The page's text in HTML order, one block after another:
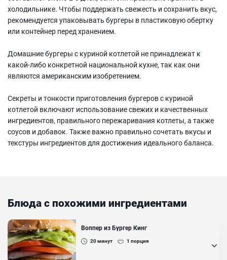
холодильнике. Чтобы поддержать свежесть и сохранить вкус,
рекомендуется упаковывать бургеры в пластиковую обертку
или контейнер перед хранением.
Домашние бургеры с куриной котлетой не принадлежат к
какой-либо конкретной национальной кухне, так как они
являются американским изобретением.
Секреты и тонкости приготовления бургеров с куриной
котлетой включают использование свежих и качественных
ингредиентов, правильного пережаривания котлеты, а также
соусов и добавок. Также важно правильно сочетать вкусы и
текстуры ингредиентов для достижения идеального баланса.
Блюда с похожими ингредиентами
Воппер из Бургер Кинг
20минут 1 порция